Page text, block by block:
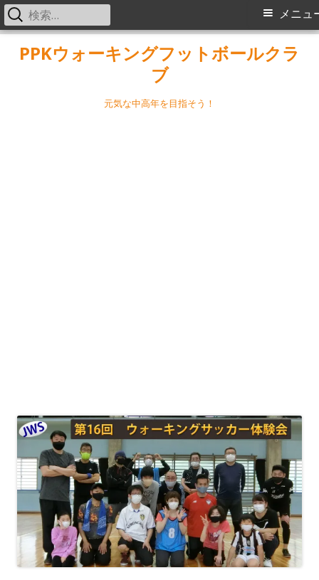
PPKウォーキングフットボールクラ
ブ
元気な中高年を目指そう！
メ
メニュ
検
索: